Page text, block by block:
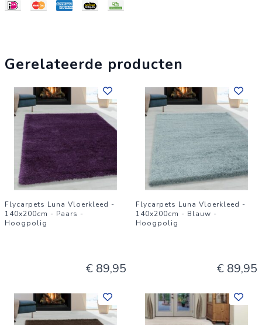
Gerelateerde producten
Flycarpets Luna Vloerkleed -
140x200cm - Paars -
Hoogpolig
€ 89,95
Flycarpets Luna Vloerkleed -
140x200cm - Blauw -
Hoogpolig
€ 89,95